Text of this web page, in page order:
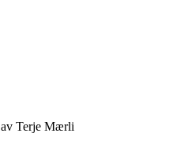
av Terje Mærli